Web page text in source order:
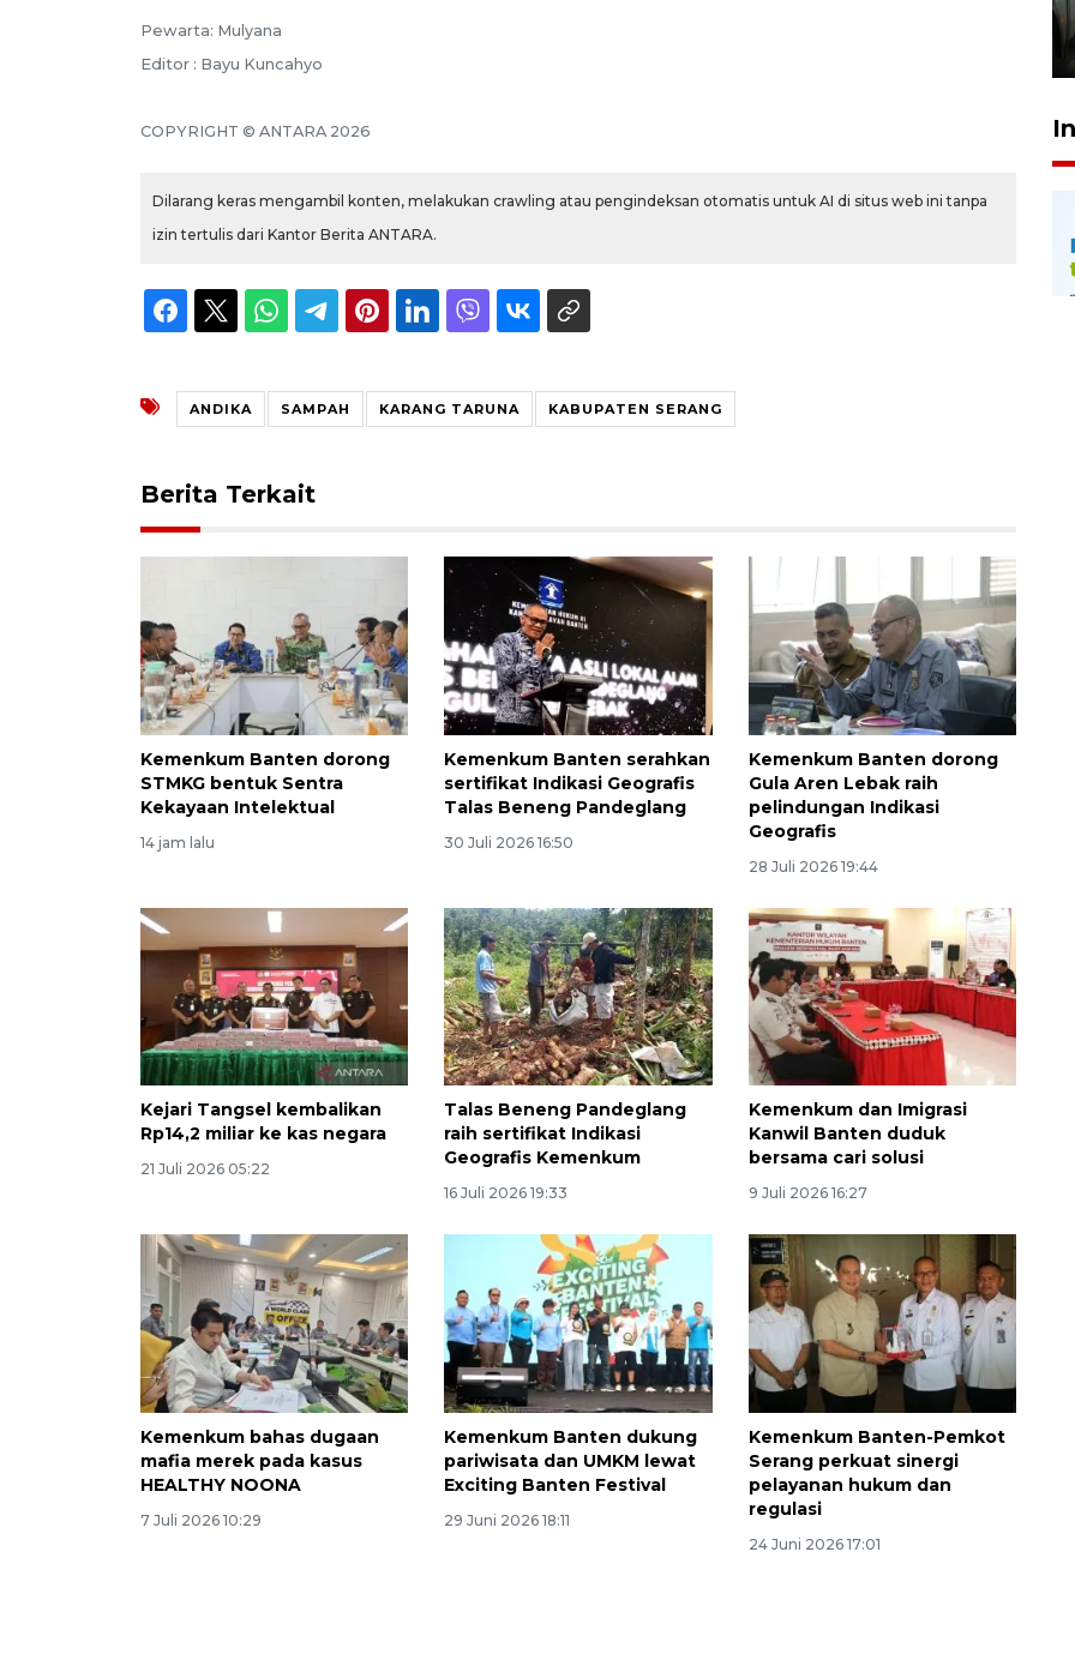
Pewarta: Mulyana
Editor : Bayu Kuncahyo
COPYRIGHT © ANTARA 2026
Dilarang keras mengambil konten, melakukan crawling atau pengindeksan otomatis untuk AI di situs web ini tanpa
izin tertulis dari Kantor Berita ANTARA.
ANDIKA SAMPAH KARANG TARUNA KABUPATEN SERANG
Berita Terkait
Kemenkum Banten dorong
STMKG bentuk Sentra
Kekayaan Intelektual
14 jam lalu
Kemenkum Banten serahkan
sertifikat Indikasi Geografis
Talas Beneng Pandeglang
30 Juli 2026 16:50
Kemenkum Banten dorong
Gula Aren Lebak raih
pelindungan Indikasi
Geografis
28 Juli 2026 19:44
Kejari Tangsel kembalikan
Rp14,2 miliar ke kas negara
21 Juli 2026 05:22
Talas Beneng Pandeglang
raih sertifikat Indikasi
Geografis Kemenkum
16 Juli 2026 19:33
Kemenkum dan Imigrasi
Kanwil Banten duduk
bersama cari solusi
9 Juli 2026 16:27
Kemenkum bahas dugaan
mafia merek pada kasus
HEALTHY NOONA
7 Juli 2026 10:29
Kemenkum Banten dukung
pariwisata dan UMKM lewat
Exciting Banten Festival
29 Juni 2026 18:11
Kemenkum Banten-Pemkot
Serang perkuat sinergi
pelayanan hukum dan
regulasi
24 Juni 2026 17:01
Memberantas kejahatan
2026-08-05 18:00:00